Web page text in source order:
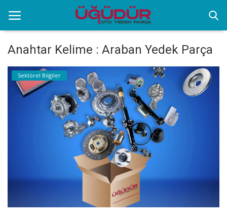
Anasayfa
Markalar
Sektörel Bilgiler
İletişim
Anahtar Kelime : Araban Yedek Parça
Sektörel Bilgiler